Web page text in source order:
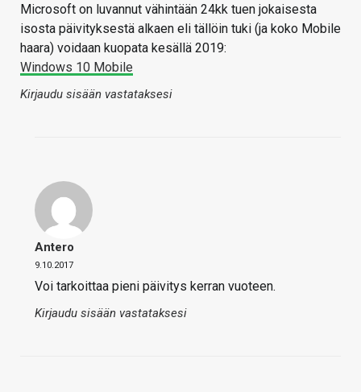
Microsoft on luvannut vähintään 24kk tuen jokaisesta
isosta päivityksestä alkaen eli tällöin tuki (ja koko Mobile
haara) voidaan kuopata kesällä 2019:
Windows 10 Mobile
Kirjaudu sisään vastataksesi
Antero
9.10.2017
Voi tarkoittaa pieni päivitys kerran vuoteen.
Kirjaudu sisään vastataksesi